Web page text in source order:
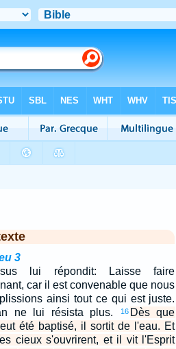
3
lui répondit: Laisse faire
car il est convenable que nous
ainsi tout ce qui est juste.
ne lui résista plus.
16 Dès que
été baptisé, il sortit de l'eau. Et
cieux s'ouvrirent, et il vit l'Esprit